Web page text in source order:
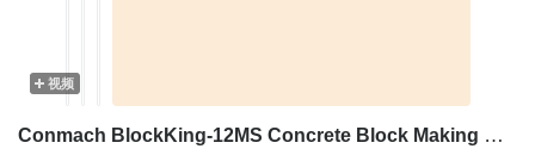
视频
Conmach BlockKing-12MS Concrete Block Making Machine - 4.000 units/shift